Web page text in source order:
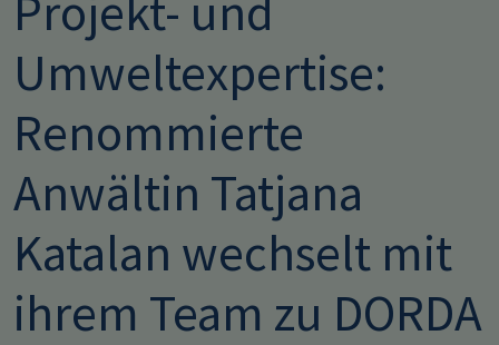
Umweltexpertise:
Renommierte
Anwältin Tatjana
Katalan wechselt mit
ihrem Team zu DORDA